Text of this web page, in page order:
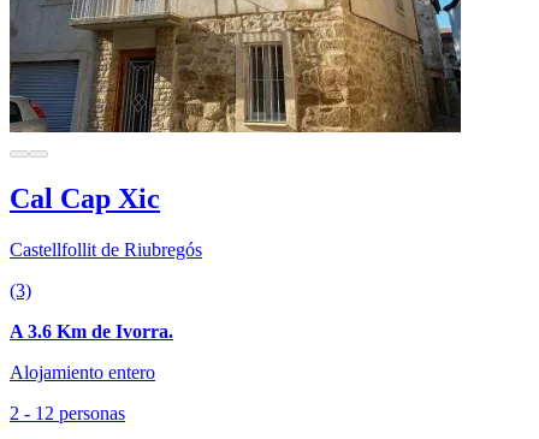
Cal Cap Xic
Castellfollit de Riubregós
(3)
A 3.6 Km de Ivorra.
Alojamiento entero
2 - 12 personas